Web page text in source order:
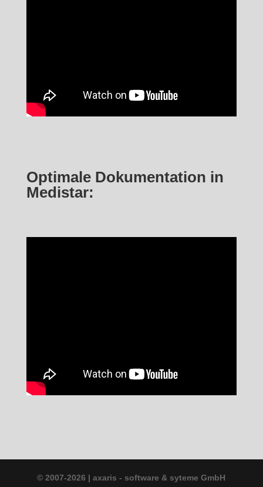
Optimale Dokumentation in
Medistar:
© 2007-2026 | axaris - software & syteme GmbH